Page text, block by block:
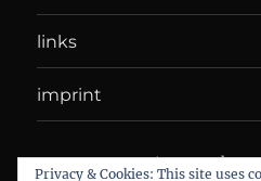
links
imprint
DANIEL WEBER
Privacy & Cookies: This site uses